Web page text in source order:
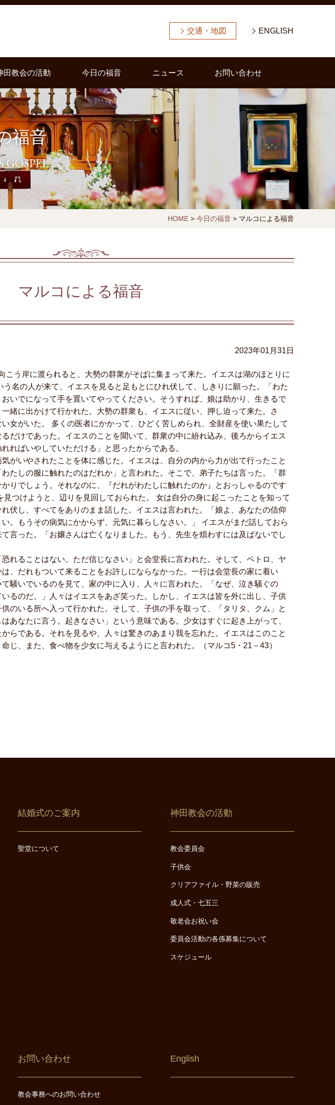
交通・地図 ENGLISH
田教会の活動 今日の福音 ニュース お問い合わせ
福音
GOSPEL
HOME> 今日の福音> マルコによる福音
マルコによる福音
2023年01月31日
こう岸に渡られると、大勢の群衆がそばに集まって来た。イエスは湖のほとりに
名の人が来て、イエスを見ると足もとにひれ伏して、しきりに願った。「わた
いでになって手を置いてやってください。そうすれば、娘は助かり、生きるで
緒に出かけて行かれた。大勢の群衆も、イエスに従い、押し迫って来た。さ
女がいた。 多くの医者にかかって、ひどく苦しめられ、全財産を使い果たして
だけであった。イエスのことを聞いて、群衆の中に紛れ込み、後ろからイエス
ればいやしていただける」と思ったからである。
がいやされたことを体に感じた。イエスは、自分の内から力が出て行ったこと
たしの服に触れたのはだれか」と言われた。そこで、弟子たちは言った。「群
りでしょう。それなのに、『だれがわたしに触れたのか』とおっしゃるのです
つけようと、辺りを見回しておられた。 女は自分の身に起こったことを知って
伏し、すべてをありのまま話した。イエスは言われた。「娘よ、あなたの信仰
。もうその病気にかからず、元気に暮らしなさい。」 イエスがまだ話しておら
言った。「お嬢さんは亡くなりました。もう、先生を煩わすには及ばないでし
れることはない。ただ信じなさい」と会堂長に言われた。そして、ペトロ、ヤ
、だれもついて来ることをお許しにならなかった。一行は会堂長の家に着い
騒いでいるのを見て、家の中に入り、人々に言われた。「なぜ、泣き騒ぐの
るのだ。」人々はイエスをあざ笑った。しかし、イエスは皆を外に出し、子供
のいる所へ入って行かれた。そして、子供の手を取って、「タリタ、クム」と
あなたに言う。起きなさい」という意味である。少女はすぐに起き上がって、
らである。それを見るや、人々は驚きのあまり我を忘れた。イエスはこのこと
じ、また、食べ物を少女に与えるようにと言われた。（マルコ5・21－43）
結婚式のご案内
聖堂について
神田教会の活動
教会委員会
子供会
クリアファイル・野菜の販売
成人式・七五三
敬老会お祝い会
委員会活動の各係募集について
スケジュール
お問い合わせ
教会事務へのお問い合わせ
English